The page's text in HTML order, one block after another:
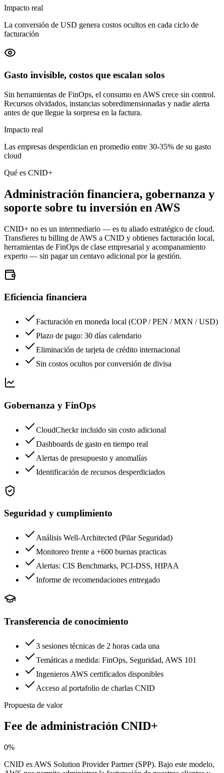
Impacto real
La conversión de USD genera costos ocultos en cada ciclo de
facturación
Gasto invisible, costos que escalan solos
Sin herramientas de FinOps, el consumo en AWS crece sin control.
Recursos olvidados, instancias sobredimensionadas y nadie alerta
antes de que llegue la sorpresa en la factura.
Impacto real
Las empresas desperdician en promedio entre 30-35% de su gasto
cloud
Qué es CNID+
Administración financiera, gobernanza y
soporte sobre tu inversión en AWS
CNID+ no es un intermediario — es tu aliado estratégico de cloud.
Transfieres tu billing de AWS a CNID y obtienes facturación local,
herramientas de FinOps de clase empresarial y acompanamiento
experto — sin pagar un centavo adicional por la gestión.
Eficiencia financiera
Facturación en moneda local (COP / PEN / MXN / USD)
Plazo de pago: 30 días calendario
Eliminación de tarjeta de crédito internacional
Sin costos ocultos por conversión de divisa
Gobernanza y FinOps
CloudCheckr incluido sin costo adicional
Dashboards de gasto en tiempo real
Alertas de presupuesto y anomalías
Identificación de recursos desperdiciados
Seguridad y cumplimiento
Análisis Well-Architected (Pilar Seguridad)
Monitoreo frente a +600 buenas practicas
Alertas: CIS Benchmarks, PCI-DSS, HIPAA
Informe de recomendaciones entregado
Transferencia de conocimiento
3 sesiones técnicas de 2 horas cada una
Temáticas a medida: FinOps, Seguridad, AWS 101
Ingenieros AWS certificados disponibles
Acceso al portafolio de charlas CNID
Propuesta de valor
Fee de administración CNID+
0%
CNID es AWS Solution Provider Partner (SPP). Bajo este modelo,